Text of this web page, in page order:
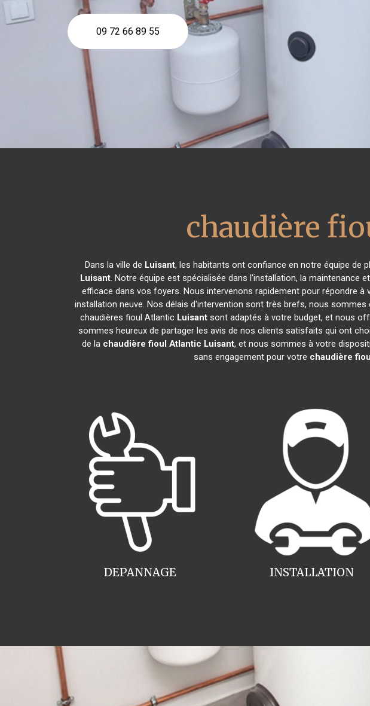
09 72 66 89 55
chaudière
Dans la ville de Luisant, les habitants ont confiance en notre équipe de
Luisant. Notre équipe est spécialisée dans l'installation, la maintenance
efficace dans vos foyers. Nous intervenons rapidement pour répondre à
installation neuve. Nos délais d'intervention sont très brefs, nous
chaudières fioul Atlantic Luisant sont adaptés à votre budget, et nous
sommes heureux de partager les avis de nos clients satisfaits qui ont
de la chaudière fioul Atlantic Luisant, et nous sommes à votre
sans engagement pour votre chaudière
INSTALLATION
DEPANNAGE